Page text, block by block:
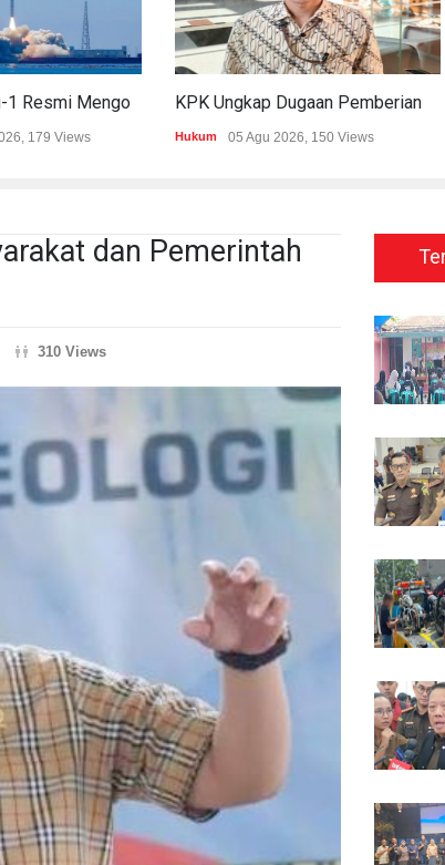
179 Views Hukum 05 Agu 2026, 150 Views
dan Pemerintah
310 Views